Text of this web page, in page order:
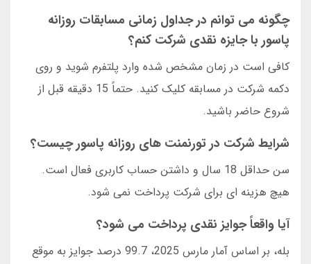
چگونه می توانم در جداول زمانی مسابقات روزانه
پاسور با جایزه نقدی شرکت کنم؟
کافی است در زمان مشخص شده وارد پلتفرم شوید و روی
دکمه شرکت در مسابقه کلیک کنید. حتماً 15 دقیقه قبل از
شروع حاضر باشید.
شرایط شرکت در تورنمنت های روزانه پاسور چیست؟
سن حداقل 18 سال و داشتن حساب کاربری فعال است.
هیچ هزینه ای برای شرکت پرداخت نمی شود.
آیا واقعاً جوایز نقدی پرداخت می شود؟
بله، بر اساس آمار مارس 2025، 99.7 درصد جوایز به موقع